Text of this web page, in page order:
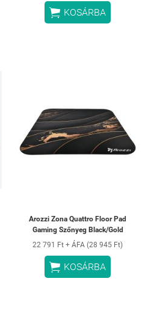
 KOSÁRBA
Arozzi Zona Quattro Floor Pad
Gaming Szőnyeg Black/Gold
22 791 Ft + ÁFA (28 945 Ft)
 KOSÁRBA